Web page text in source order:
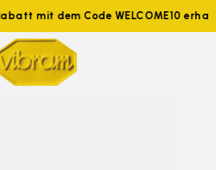
mit dem Code WELCOME10